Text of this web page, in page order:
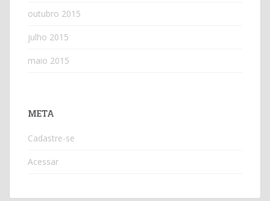
outubro 2015
julho 2015
maio 2015
META
Cadastre-se
Acessar